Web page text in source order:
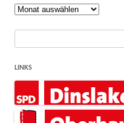
Rückblick
Suche
LINKS